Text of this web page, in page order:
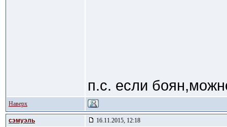
п.с. если
Наверх
сэмуэль 16.11.2015, 12:18